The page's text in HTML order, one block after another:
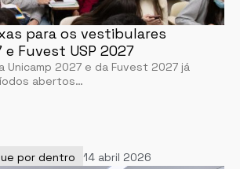
para os vestibulares
Fuvest USP 2027
Unicamp 2027 e da Fuvest 2027 já
abertos…
por dentro 14 abril 2026